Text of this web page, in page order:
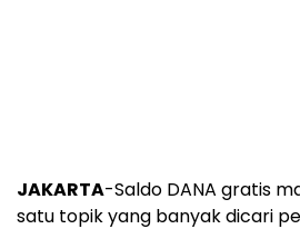
JAKARTA-Saldo DANA gratis
satu topik yang banyak dicari